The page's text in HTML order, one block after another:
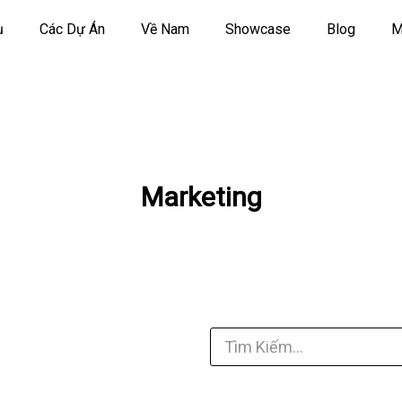
Các Dự Án Về Nam Showcase Blog
Marketing